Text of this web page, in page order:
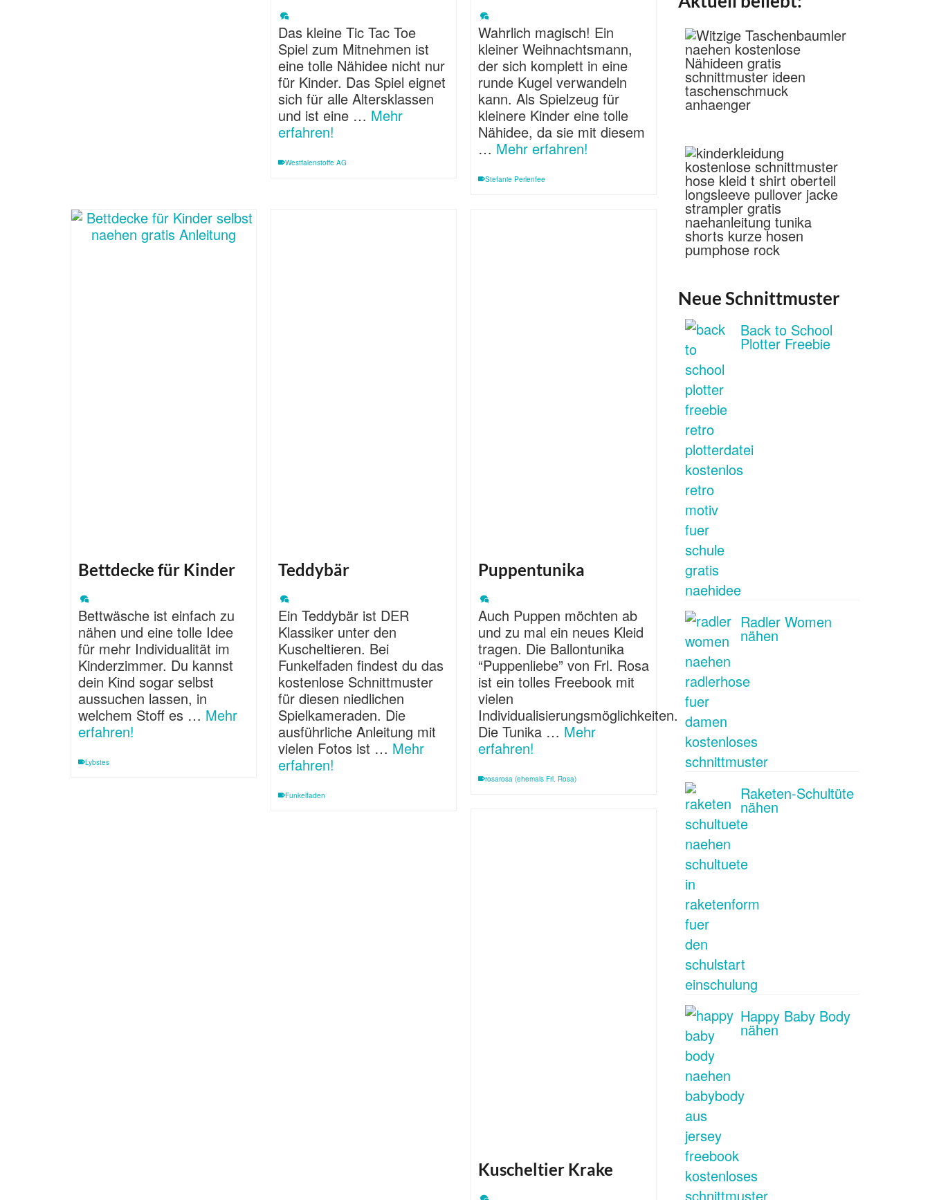
Das kleine Tic Tac Toe
Spiel zum Mitnehmen ist
eine tolle Nähidee nicht nur
für Kinder. Das Spiel eignet
sich für alle Altersklassen
und ist eine … Mehr
erfahren!
Westfalenstoffe AG
Wahrlich magisch! Ein
kleiner Weihnachtsmann,
der sich komplett in eine
runde Kugel verwandeln
kann. Als Spielzeug für
kleinere Kinder eine tolle
Nähidee, da sie mit diesem
… Mehr erfahren!
Stefanie Perlenfee
Bettdecke für Kinder
Bettwäsche ist einfach zu
nähen und eine tolle Idee
für mehr Individualität im
Kinderzimmer. Du kannst
dein Kind sogar selbst
aussuchen lassen, in
welchem Stoff es … Mehr
erfahren!
Lybstes
Teddybär
Ein Teddybär ist DER
Klassiker unter den
Kuscheltieren. Bei
Funkelfaden findest du das
kostenlose Schnittmuster
für diesen niedlichen
Spielkameraden. Die
ausführliche Anleitung mit
vielen Fotos ist … Mehr
erfahren!
Funkelfaden
Puppentunika
Auch Puppen möchten ab
und zu mal ein neues Kleid
tragen. Die Ballontunika
“Puppenliebe” von Frl. Rosa
ist ein tolles Freebook mit
vielen
Individualisierungsmöglichkeiten.
Die Tunika … Mehr
erfahren!
rosarosa (ehemals Frl. Rosa)
Kuscheltier Krake
Neue Schnittmuster
Back to School
Plotter Freebie
Radler Women
nähen
Raketen-Schultüte
nähen
Happy Baby Body
nähen